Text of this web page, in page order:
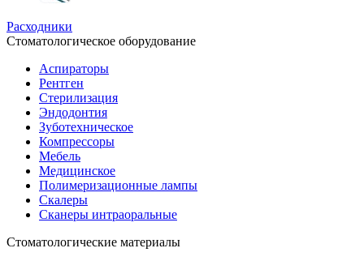
Расходники
Стоматологическое оборудование
Аспираторы
Рентген
Стерилизация
Эндодонтия
Зуботехническое
Компрессоры
Мебель
Медицинское
Полимеризационные лампы
Скалеры
Сканеры интраоральные
Стоматологические материалы